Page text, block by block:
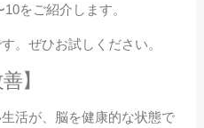
をご紹介します。
。ぜひお試しください。
】
活が、脳を健康的な状態で